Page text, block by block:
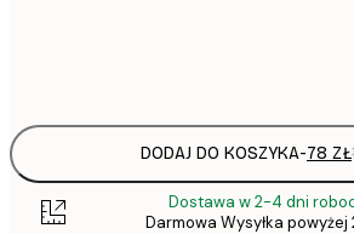
DODAJ DO KOSZYKA-78 ZŁ
Dostawa w 2-4 dni
Darmowa Wysyłka powyżej